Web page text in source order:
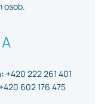
osob.
+420 222 261 401
+420 602 176 475